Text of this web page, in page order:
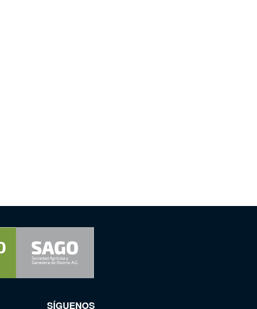
SÍGUENOS